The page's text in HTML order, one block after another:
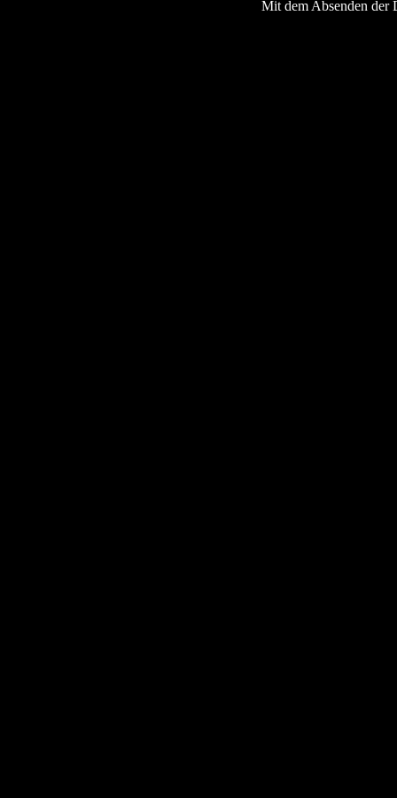
Mit dem Absenden der